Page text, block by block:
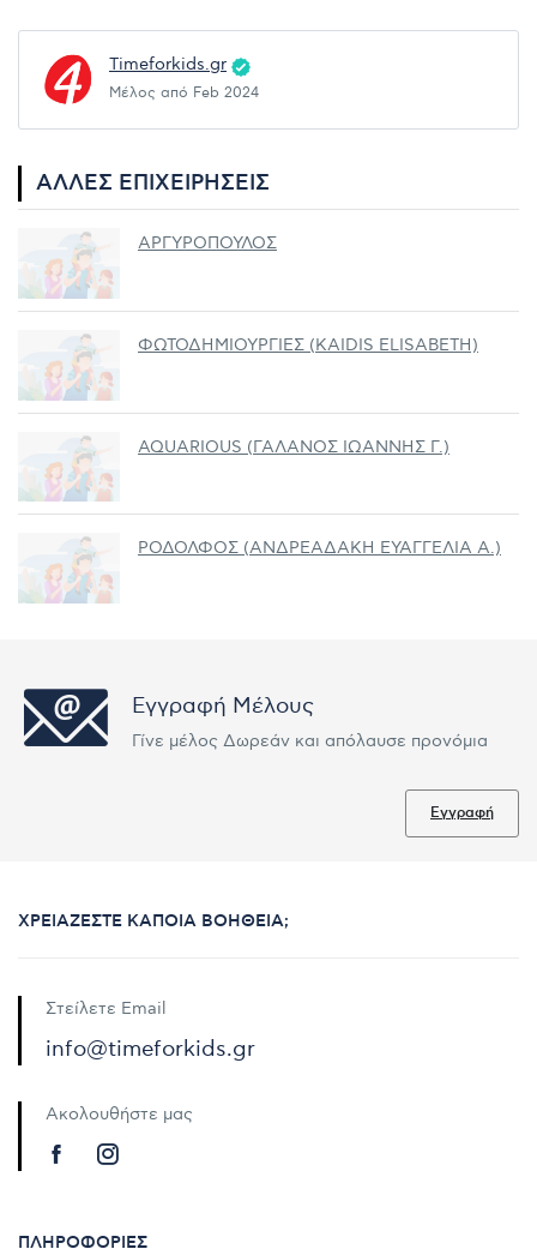
Timeforkids.gr
Μέλος από Feb 2024
ΆΛΛΕΣ ΕΠΙΧΕΙΡΉΣΕΙΣ
ΑΡΓΥΡΟΠΟΥΛΟΣ
ΦΩΤΟΔΗΜΙΟΥΡΓΙΕΣ (KAIDIS ELISABETH)
AQUARIOUS (ΓΑΛΑΝΟΣ ΙΩΑΝΝΗΣ Γ.)
ΡΟΔΟΛΦΟΣ (ΑΝΔΡΕΑΔΑΚΗ ΕΥΑΓΓΕΛΙΑ Α.)
Εγγραφή Μέλους
Γίνε μέλος Δωρεάν και απόλαυσε προνόμια
Εγγραφή
ΧΡΕΙΆΖΕΣΤΕ ΚΆΠΟΙΑ ΒΟΉΘΕΙΑ;
Στείλετε Email
info@timeforkids.gr
Ακολουθήστε μας
ΠΛΗΡΟΦΟΡΊΕΣ